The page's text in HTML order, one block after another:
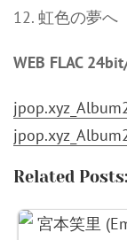
12. 虹色の夢へ
WEB FLAC
Related Posts: